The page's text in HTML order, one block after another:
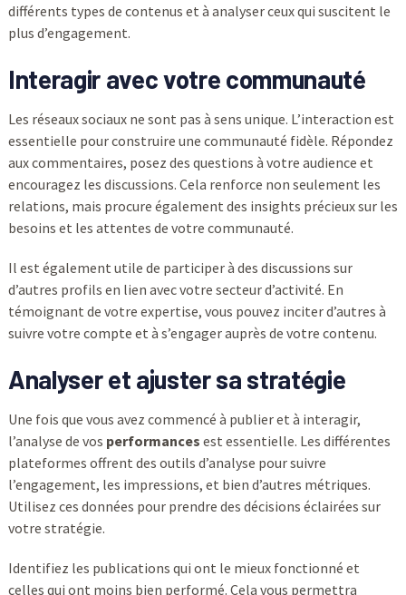
différents types de contenus et à analyser ceux qui suscitent le
plus d’engagement.
Interagir avec votre communauté
Les réseaux sociaux ne sont pas à sens unique. L’interaction est
essentielle pour construire une communauté fidèle. Répondez
aux commentaires, posez des questions à votre audience et
encouragez les discussions. Cela renforce non seulement les
relations, mais procure également des insights précieux sur les
besoins et les attentes de votre communauté.
Il est également utile de participer à des discussions sur
d’autres profils en lien avec votre secteur d’activité. En
témoignant de votre expertise, vous pouvez inciter d’autres à
suivre votre compte et à s’engager auprès de votre contenu.
Analyser et ajuster sa stratégie
Une fois que vous avez commencé à publier et à interagir,
l’analyse de vos performances est essentielle. Les différentes
plateformes offrent des outils d’analyse pour suivre
l’engagement, les impressions, et bien d’autres métriques.
Utilisez ces données pour prendre des décisions éclairées sur
votre stratégie.
Identifiez les publications qui ont le mieux fonctionné et
celles qui ont moins bien performé. Cela vous permettra